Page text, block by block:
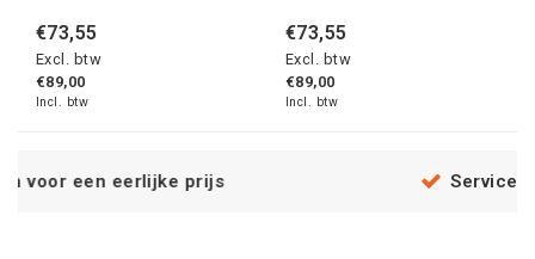
€73,55
Excl. btw
€89,00
Incl. btw
€73,55
Excl. btw
€89,00
Incl. btw
prijs Service na verkoop